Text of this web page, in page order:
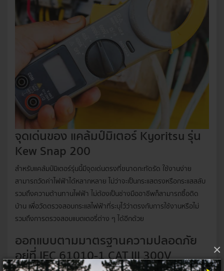
×
จุดเด่นของ แคล้มป์มิเตอร์ Kyoritsu รุ่น
Kew Snap 200
สำหรับแคล้มป์มิเตอร์รุ่นนี้มีจุดเด่นตรงที่ขนาดกะทัดรัด ใช้งานง่าย
สามารถวัดค่าไฟฟ้าได้หลากหลาย ไม่ว่าจะเป็นกระแสตรงหรือกระแสสลับ
รวมถึงความต้านทานไฟฟ้า ไม่ต้องเป็นช่างมืออาชีพก็สามารถซื้อติด
บ้าน เพื่อวัดตรวจสอบกระแสไฟฟ้าที่ระบุไว้ว่าตรงกับการใช้งานหรือไม่
รวมถึงการตรวจสอบแบตเตอรี่ต่าง ๆ ได้อีกด้วย
ออกแบบตามมาตรฐานความปลอดภัย
อยู่ที่ IEC 61010-1 CAT III 300V